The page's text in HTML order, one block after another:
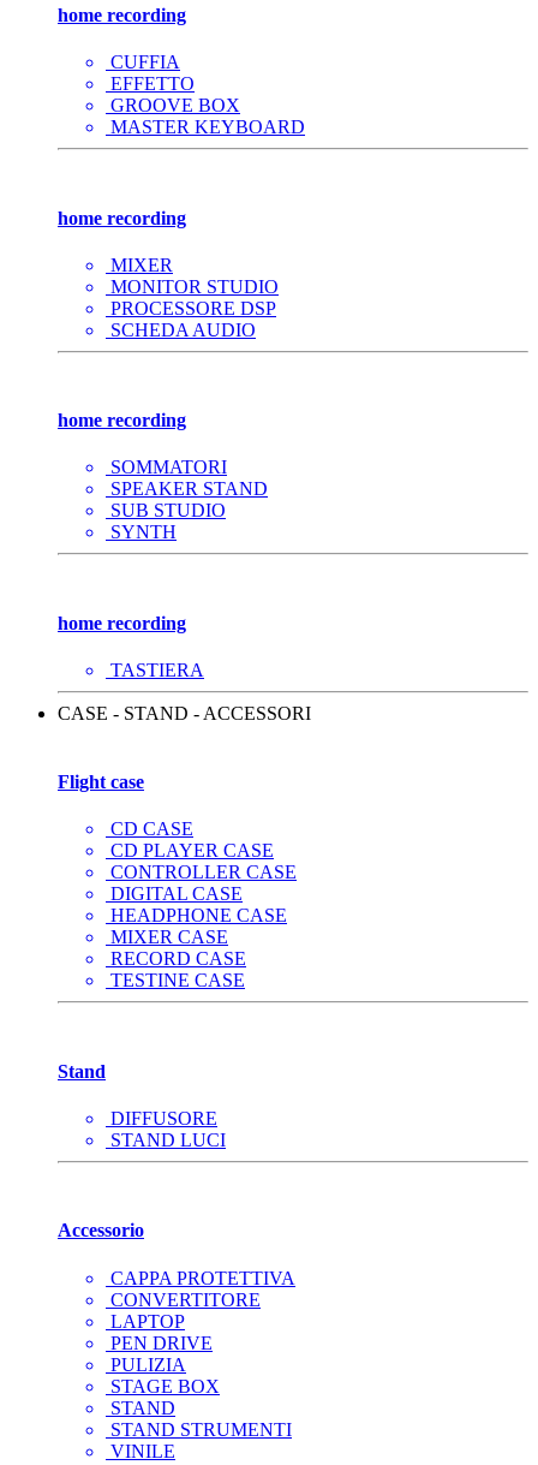
home recording
CUFFIA
EFFETTO
GROOVE BOX
MASTER KEYBOARD
home recording
MIXER
MONITOR STUDIO
PROCESSORE DSP
SCHEDA AUDIO
home recording
SOMMATORI
SPEAKER STAND
SUB STUDIO
SYNTH
home recording
TASTIERA
CASE - STAND - ACCESSORI
Flight case
CD CASE
CD PLAYER CASE
CONTROLLER CASE
DIGITAL CASE
HEADPHONE CASE
MIXER CASE
RECORD CASE
TESTINE CASE
Stand
DIFFUSORE
STAND LUCI
Accessorio
CAPPA PROTETTIVA
CONVERTITORE
LAPTOP
PEN DRIVE
PULIZIA
STAGE BOX
STAND
STAND STRUMENTI
VINILE